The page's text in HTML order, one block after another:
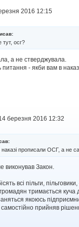
2016 12:15
тут, осг?
а не стверджувала.
питання - якби вам в
березня 2016 12:32
прописали ОСГ, а не
виконував Закон.
всі пільги,
тримається куча
якоюсь
прийняв